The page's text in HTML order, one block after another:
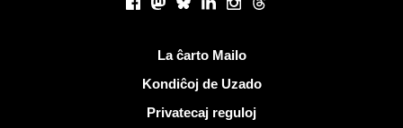
La ĉarto Mailo
Kondiĉoj de Uzado
Privatecaj reguloj